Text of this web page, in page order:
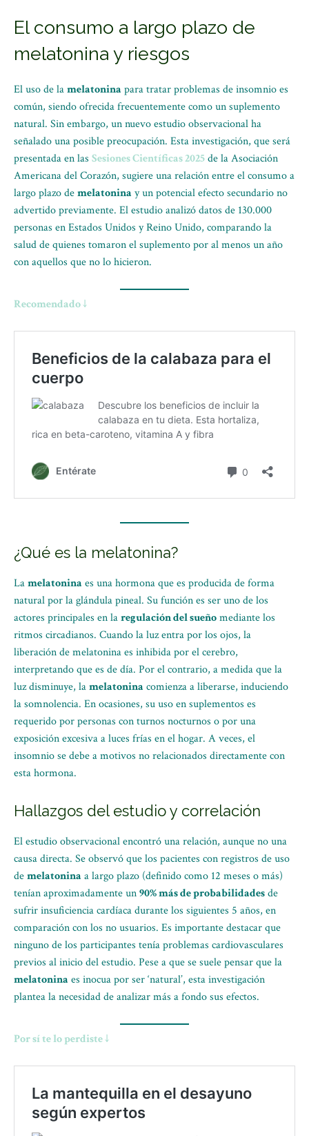
El consumo a largo plazo de
melatonina y riesgos
El uso de lamelatonina para tratar problemas de insomnio es
común, siendo ofrecida frecuentemente como un suplemento
natural. Sin embargo, un nuevo estudio observacional ha
señalado una posible preocupación. Esta investigación, que será
presentada en las Sesiones Científicas 2025de la Asociación
Americana del Corazón, sugiere una relación entre el consumo a
largo plazo demelatonina y un potencial efecto secundario no
advertido previamente. El estudio analizó datos de 130.000
personas en Estados Unidos y Reino Unido, comparando la
salud de quienes tomaron el suplemento por al menos un año
con aquellos que no lo hicieron.
Recomendado ↓
¿Qué es la melatonina?
Lamelatonina es una hormona que es producida de forma
natural por la glándula pineal. Su función es ser uno de los
actores principales en laregulación del sueñomediante los
ritmos circadianos. Cuando la luz entra por los ojos, la
liberación de melatonina es inhibida por el cerebro,
interpretando que es de día. Por el contrario, a medida que la
luz disminuye, lamelatonina comienza a liberarse, induciendo
la somnolencia. En ocasiones, su uso en suplementos es
requerido por personas con turnos nocturnos o por una
exposición excesiva a luces frías en el hogar. A veces, el
insomnio se debe a motivos no relacionados directamente con
esta hormona.
Hallazgos del estudio y correlación
El estudio observacional encontró una relación, aunque no una
causa directa. Se observó que los pacientes con registros de uso
demelatonina a largo plazo (definido como 12 meses o más)
tenían aproximadamente un90% más de probabilidadesde
sufrir insuficiencia cardíaca durante los siguientes 5 años, en
comparación con los no usuarios. Es importante destacar que
ninguno de los participantes tenía problemas cardiovasculares
previos al inicio del estudio. Pese a que se suele pensar que la
melatonina es inocua por ser ‘natural’, esta investigación
plantea la necesidad de analizar más a fondo sus efectos.
Por sí te lo perdiste ↓